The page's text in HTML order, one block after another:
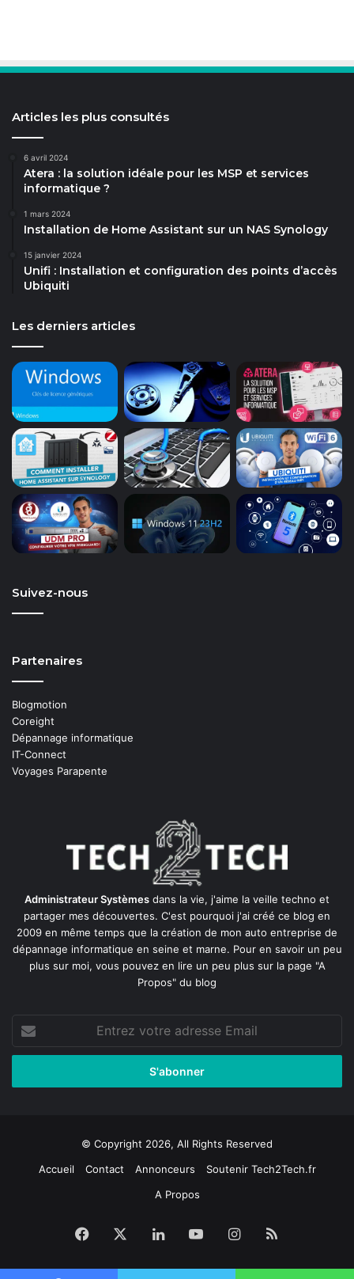
Articles les plus consultés
6 avril 2024
Atera : la solution idéale pour les MSP et services
informatique ?
1 mars 2024
Installation de Home Assistant sur un NAS Synology
15 janvier 2024
Unifi : Installation et configuration des points d’accès
Ubiquiti
Les derniers articles
Suivez-nous
Partenaires
Blogmotion
Coreight
Dépannage informatique
IT-Connect
Voyages Parapente
Administrateur Systèmes dans la vie, j'aime la veille techno et
partager mes découvertes. C'est pourquoi j'ai créé ce blog en
2009 en même temps que la création de mon auto entreprise de
dépannage informatique en seine et marne. Pour en savoir un peu
plus sur moi, vous pouvez en lire un peu plus sur la page "A
Propos" du blog
votre
adresse
© Copyright 2026, All Rights Reserved
Accueil
Contact Annonceurs
Soutenir Tech2Tech.fr
A Propos
Facebook LinkedinYouTubeInstagram